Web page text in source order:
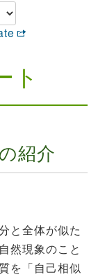
ト
紹介
と全体が似た
然現象のこと
を「自己相似